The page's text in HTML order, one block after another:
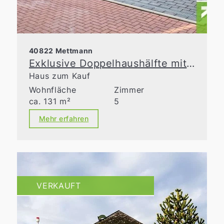
40822 Mettmann
Exklusive Doppelhaushälfte mit großzügiger Raumaufteilung in Top-Lage von Metzkausen
Haus zum Kauf
Wohnfläche
ca. 131 m²
Zimmer
5
Mehr erfahren
VERKAUFT